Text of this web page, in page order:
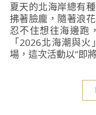
夏天的北海岸總有種特殊的魔力，微涼的海風吹
拂著臉龐，隨著浪
忍不住想往海邊跑
「2026北海潮與
場，這次活動以”即